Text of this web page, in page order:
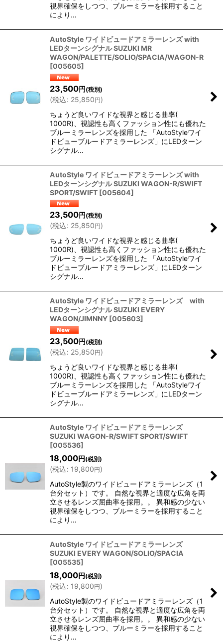
視界確保をしつつ、ブルーミラーを採用すること
により…
AutoStyle ワイドビュードアミラーレンズ with
LEDターンシグナル SUZUKI MR
WAGON/PALETTE/SOLIO/SPACIA/WAGON-R
[005605]
23,500円 (税別)
(税込: 25,850円)
ちょうど良いワイドな視界と感じる曲率(
1000R)、視認性も高くファッション性にも優れた
ブルーミラーレンズを採用した 「AutoStyleワイ
ドビューブルードアミラーレンズ」にLEDターン
シグナル…
AutoStyle ワイドビュードアミラーレンズ with
LEDターンシグナル SUZUKI WAGON-R/SWIFT
SPORT/SWIFT [005604]
23,500円 (税別)
(税込: 25,850円)
ちょうど良いワイドな視界と感じる曲率(
1000R)、視認性も高くファッション性にも優れた
ブルーミラーレンズを採用した 「AutoStyleワイ
ドビューブルードアミラーレンズ」にLEDターン
シグナル…
AutoStyle ワイドビュードアミラーレンズ with
LEDターンシグナル SUZUKI EVERY
WAGON/JIMNNY [005603]
23,500円 (税別)
(税込: 25,850円)
ちょうど良いワイドな視界と感じる曲率(
1000R)、視認性も高くファッション性にも優れた
ブルーミラーレンズを採用した 「AutoStyleワイ
ドビューブルードアミラーレンズ」にLEDターン
シグナル…
AutoStyle ワイドビュードアミラーレンズ
SUZUKI WAGON-R/SWIFT SPORT/SWIFT
[005536]
18,000円 (税別)
(税込: 19,800円)
AutoStyle製のワイドビュードアミラーレンズ（1
台分セット）です。 自然な視界と適度な広角を両
立させるレンズ屈曲率を採用。。 異和感の少ない
視界確保をしつつ、ブルーミラーを採用すること
により…
AutoStyle ワイドビュードアミラーレンズ
SUZUKI EVERY WAGON/SOLIO/SPACIA
[005535]
18,000円 (税別)
(税込: 19,800円)
AutoStyle製のワイドビュードアミラーレンズ（1
台分セット）です。 自然な視界と適度な広角を両
立させるレンズ屈曲率を採用。。 異和感の少ない
視界確保をしつつ、ブルーミラーを採用すること
により…